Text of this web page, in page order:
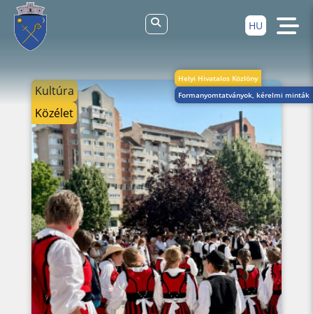
HU
Helyi Hivatalos Közlöny
Formanyomtatványok, kérelmi minták
Kultúra
Közélet